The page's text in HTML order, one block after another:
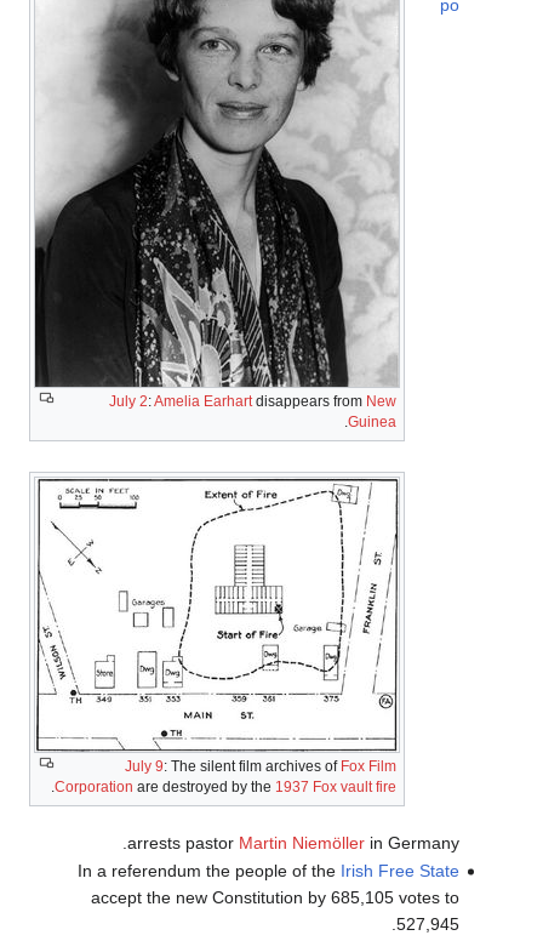
July 2:Amelia Earhartdisappears from New
Guinea
.
July 9: The silent film archives of Fox Film
Corporation are destroyed by the 1937 Fox vault fire
.
po
arrests pastor Martin Niemöller in Germany.
In a referendum the people of the Irish Free State
accept the new Constitution by 685,105 votes to
527,945.